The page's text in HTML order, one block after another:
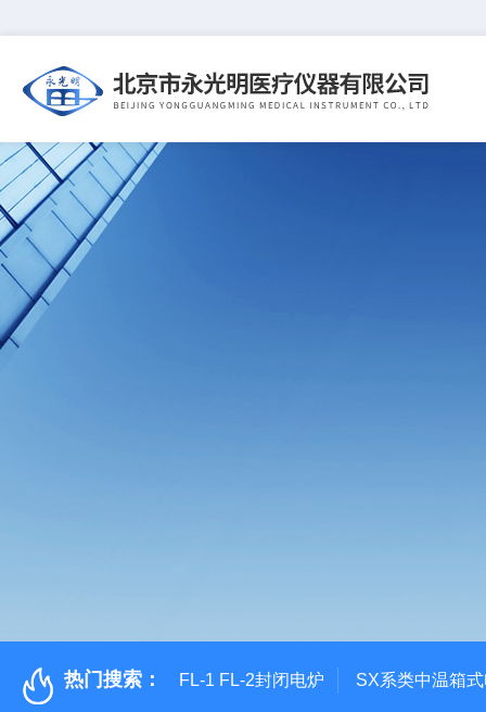
热门搜索： FL-1 FL-2封闭电炉 SX系类中温箱